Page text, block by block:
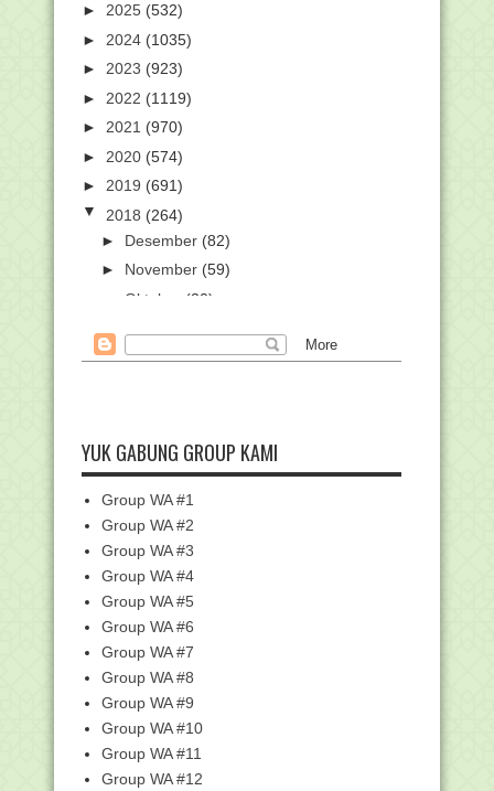
► 2025 (532)
► 2024 (1035)
► 2023 (923)
► 2022 (1119)
► 2021 (970)
► 2020 (574)
► 2019 (691)
▼ 2018 (264)
► Desember (82)
► November (59)
Oktober
(20)
►Agustus(1)
►Maret(27)
►Februari(23)
▼Januari(14)
Cara Cetak S26e (Surat Penerbitan
Energi)
Download Perangkat Pembelajaran
Akidah Akhlak K-13...
Download Kisi-Kisi USBN Tingkat SD/MI
Tahun 2018
Benarkah Katanya Operator Itu Cuman
Duduk Manis di...
Ijazah Bagi Sahabat Yang Belum Punya
Rumah dan Ing...
Temui Ibu dalam Mimpi, Gadis Cantik
Minta di Gali ...
YUK GABUNG GROUP KAMI
Group WA #1
Group WA #2
Group WA #3
Group WA #4
Group WA #5
Group WA #6
Group WA #7
Group WA #8
Group WA #9
Group WA #10
Group WA #11
Group WA #12